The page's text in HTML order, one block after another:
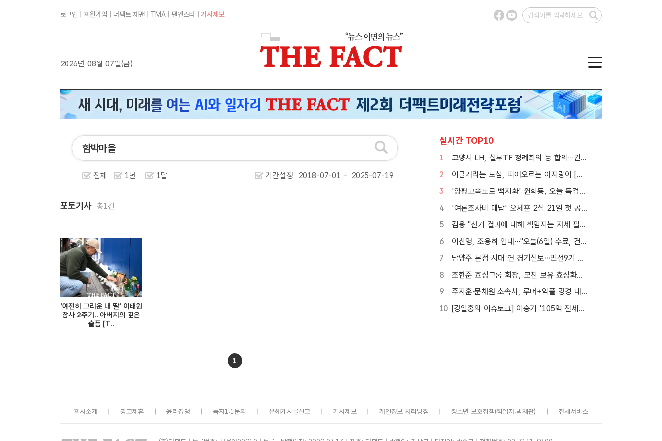
로그인 회원가입 더팩트 재팬 TMA 팬앤스타 기사제보
2026년 08월 07일(금)
전체 1년 1달 기간설정 -
포토기사 총1건
'여전히 그리운 내 딸' 이태원
참사 2주기...아버지의 깊은
슬픔 [T..
1
실시간 TOP10
1
고양시·LH, 실무TF·정례회의 등 합의…긴밀한 협력체계 구축
2
이글거리는 도심, 피어오르는 아지랑이 [TF사진관]
3
'양평고속도로 백지화' 원희룡, 오늘 특검 2차 피의자 조사
4
'여론조사비 대납' 오세훈 2심 21일 첫 공판…1심 당선무효형
5
김용 "선거 결과에 대해 책임지는 자세 필요해"…정청래 정조준
6
이신영, 조용히 입대…"오늘(6일) 수료, 건강하게 돌아올 것"
7
남양주 본점 시대 연 경기신보…민선9기 맞춰 '4S 혁신' 시동
8
조현준 효성그룹 회장, 모친 보유 효성화학 지분 전량 매입
9
주지훈·문채원 소속사, 루머+악플 강경 대응…"익명글도 법적 절차 가능"
10
[강일홍의 이슈토크] 이승기 '105억 전세금' 비상…오늘 만기, 돌려받을 수 있나?
회사소개 광고제휴 윤리강령 독자1:1문의 유해게시물신고 기사제보 개인정보 처리방침 청소년 보호정책(책임자:박재관) 전체서비스